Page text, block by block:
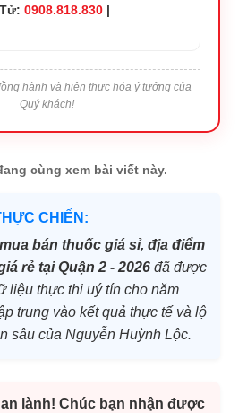
0908.818.830 |
hành và hiện thực hóa ý tưởng của
Quý khách!
cùng xem bài viết này.
CHIẾN:
bán thuốc giá sỉ, địa điểm
rẻ tại Quận 2 - 2026 đã được
liệu thực thi uý tín cho năm
trung vào kết quả thực tế và lộ
sâu của Nguyễn Huỳnh Lộc.
lành! Chúc bạn nhận được